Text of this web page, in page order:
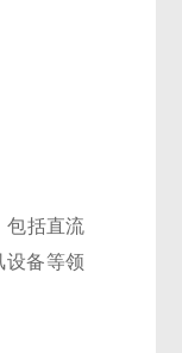
包括直流
设备等领